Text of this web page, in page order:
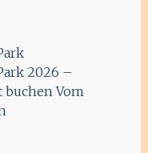
2026 –
buchen Vom